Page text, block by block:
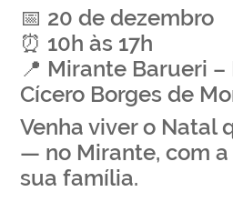
📅 20 de dezembro
⏰ 10h às 17h
📍 Mirante Barueri –
Cícero Borges de
Venha viver o Natal
— no Mirante, com a
sua família.